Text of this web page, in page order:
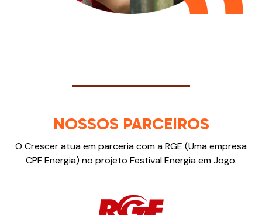
NOSSOS PARCEIROS
O Crescer atua em parceria com a RGE (Uma empresa
CPF Energia) no projeto Festival Energia em Jogo.